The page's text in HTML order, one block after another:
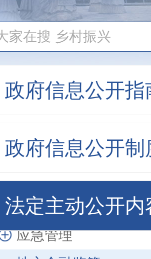
政府信息公开指
政府信息公开制
法定主动公开内
重大建设项目
公共资源配置
社会公益事业
公共监管信息
行政执法公示
市场监管
污染防治
水利信息
应急管理